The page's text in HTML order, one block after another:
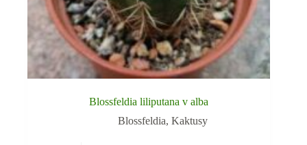
Blossfeldia liliputana v alba
Blossfeldia, Kaktusy